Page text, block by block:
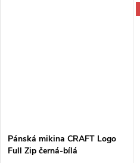
Pánská mikina CRAFT Logo
Full Zip černá-bílá